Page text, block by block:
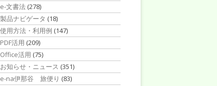
e-文書法 (278)
製品ナビゲータ (18)
使用方法・利用例 (147)
PDF活用 (209)
Office活用 (75)
お知らせ・ニュース (351)
e-na伊那谷 旅便り (83)